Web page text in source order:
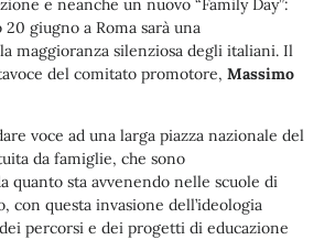
e neanche un nuovo “Family Day”:
giugno a Roma sarà una
maggioranza silenziosa degli italiani. Il
del comitato promotore, Massimo
voce ad una larga piazza nazionale del
da famiglie, che sono
quanto sta avvenendo nelle scuole di
con questa invasione dell’ideologia
percorsi e dei progetti di educazione